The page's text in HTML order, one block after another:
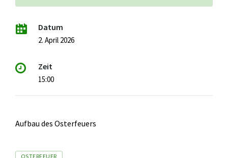
Datum
2. April 2026
Zeit
15:00
Aufbau des Osterfeuers
Tags
OSTERFEUER